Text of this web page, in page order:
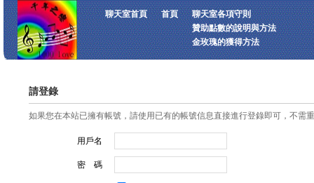
聊天室首頁 首頁
聊天室各項守則
贊助點數的說明與方法
金玫瑰的獲得方法
請登錄
如果您在本站已擁有帳號，請使用已有的帳號信息直接進行登錄即可，不需
用戶名
密 碼